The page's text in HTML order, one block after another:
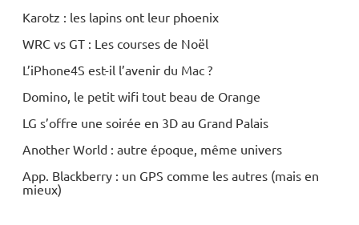
Karotz : les lapins ont leur phoenix
WRC vs GT : Les courses de Noël
L’iPhone4S est-il l’avenir du Mac ?
Domino, le petit wifi tout beau de Orange
LG s’offre une soirée en 3D au Grand Palais
Another World : autre époque, même univers
App. Blackberry : un GPS comme les autres (mais en
mieux)